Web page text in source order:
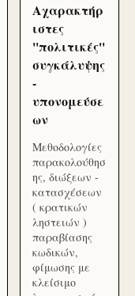
Αχαρακτήρ
ιστες
''πολιτικές''
συγκάλυψης
-
υπονομεύσε
ων
Μεθοδολογίες
παρακολούθησ
ης, διώξεων -
κατασχέσεων
( κρατικών
ληστειών )
παραβίασης
κωδικών,
φίμωσης με
κλείσιμο